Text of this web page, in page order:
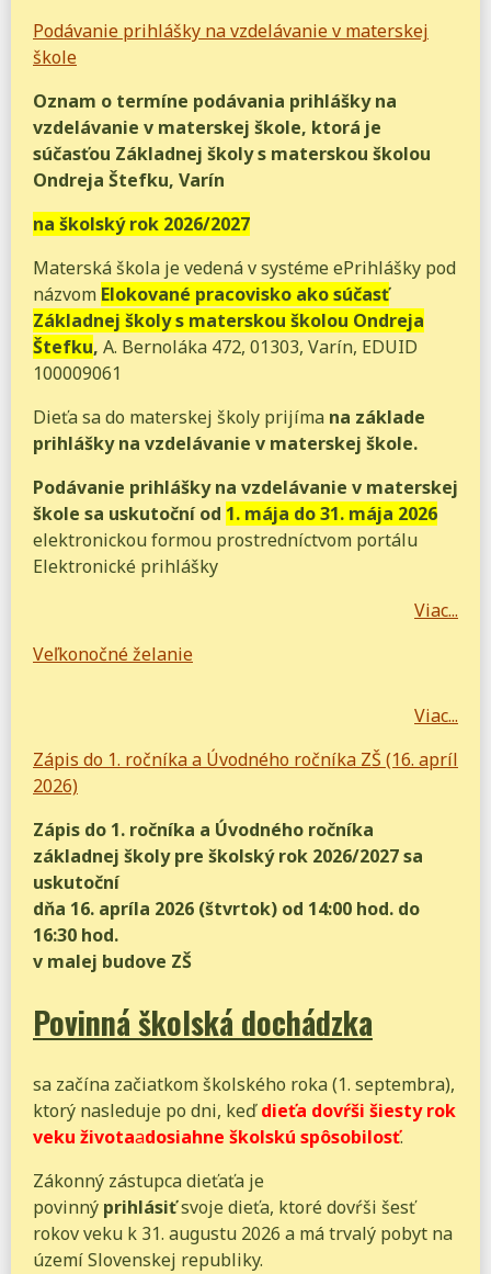
Podávanie prihlášky na vzdelávanie v materskej
škole
Oznam o termíne podávania prihlášky na
vzdelávanie v materskej škole, ktorá je
súčasťou Základnej školy s materskou školou
Ondreja Štefku, Varín
na školský rok 2026/2027
Materská škola je vedená v systéme ePrihlášky pod
názvom Elokované pracovisko ako súčasť
Základnej školy s materskou školou Ondreja
Štefku, A. Bernoláka 472, 01303, Varín, EDUID
100009061
Dieťa sa do materskej školy prijíma na základe
prihlášky na vzdelávanie v materskej škole.
Podávanie prihlášky na vzdelávanie v materskej
škole sa uskutoční od 1. mája do 31. mája 2026
elektronickou formou prostredníctvom portálu
Elektronické prihlášky
Viac...
Veľkonočné želanie
Viac...
Zápis do 1. ročníka a Úvodného ročníka ZŠ (16. apríl
2026)
Zápis do 1. ročníka a Úvodného ročníka
základnej školy pre školský rok 2026/2027 sa
uskutoční
dňa 16. apríla 2026 (štvrtok) od 14:00 hod. do
16:30 hod.
v malej budove ZŠ
Povinná školská dochádzka
sa začína začiatkom školského roka (1. septembra),
ktorý nasleduje po dni, keďdieťa dovŕši šiesty rok
veku životaadosiahne školskú spôsobilosť.
Zákonný zástupca dieťaťa je
povinný prihlásiťsvoje dieťa, ktoré dovŕši šesť
rokov veku k 31. augustu 2026 a má trvalý pobyt na
území Slovenskej republiky.